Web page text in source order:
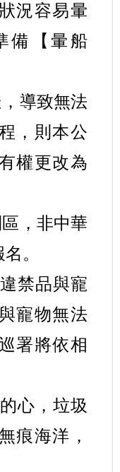
況容易暈
備【暈船
導致無法
，則本公
權更改為
，非中華
。
禁品與寵
寵物無法
署將依相
心，垃圾
痕海洋，